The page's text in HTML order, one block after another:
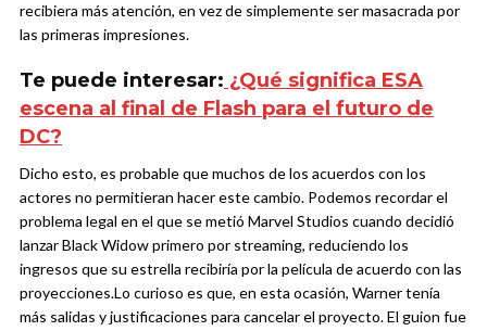
recibiera más atención, en vez de simplemente ser masacrada por
las primeras impresiones.
Te puede interesar: ¿Qué significa ESA
escena al final de Flash para el futuro de
DC?
Dicho esto, es probable que muchos de los acuerdos con los
actores no permitieran hacer este cambio. Podemos recordar el
problema legal en el que se metió Marvel Studios cuando decidió
lanzar Black Widow primero por streaming, reduciendo los
ingresos que su estrella recibiría por la película de acuerdo con las
proyecciones.Lo curioso es que, en esta ocasión, Warner tenía
más salidas y justificaciones para cancelar el proyecto. El guion fue